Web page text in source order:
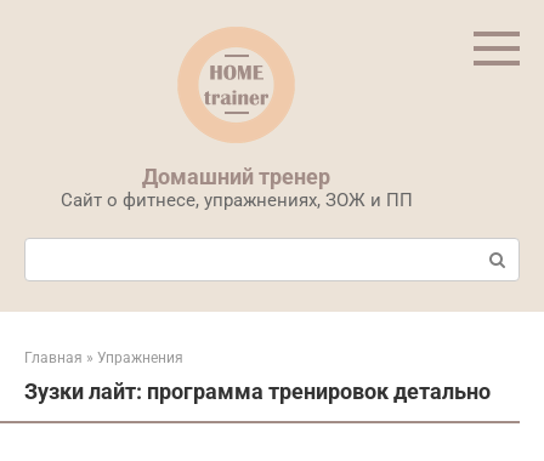
Домашний тренер
Сайт о фитнесе, упражнениях, ЗОЖ и ПП
Поиск:
Главная » Упражнения
Зузки лайт: программа тренировок детально